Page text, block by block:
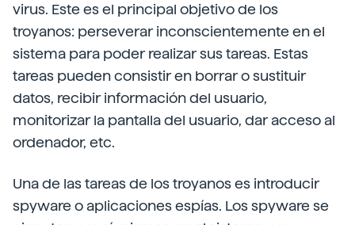
virus. Este es el principal objetivo de los
troyanos: perseverar inconscientemente en el
sistema para poder realizar sus tareas. Estas
tareas pueden consistir en borrar o sustituir
datos, recibir información del usuario,
monitorizar la pantalla del usuario, dar acceso al
ordenador, etc.
Una de las tareas de los troyanos es introducir
spyware o aplicaciones espías. Los spyware se